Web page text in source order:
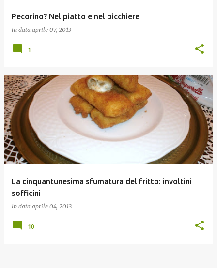
Pecorino? Nel piatto e nel bicchiere
in data aprile 07, 2013
1
La cinquantunesima sfumatura del fritto: involtini
sofficini
in data aprile 04, 2013
10